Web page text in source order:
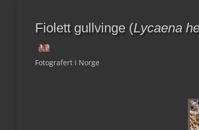
Fiolett gullvinge (Lycaena
Fotografert i Norge